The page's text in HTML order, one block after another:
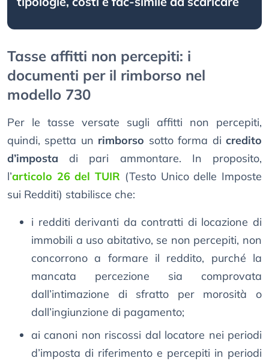
Tasse affitti non percepiti: i
documenti per il rimborso nel
modello 730
Per le tasse versate sugli affitti non percepiti,
quindi, spetta un rimborso sotto forma dicredito
d’imposta di pari ammontare. In proposito,
l’articolo 26 del TUIR (Testo Unico delle Imposte
sui Redditi) stabilisce che:
i redditi derivanti da contratti di locazione di
immobili a uso abitativo, se non percepiti, non
concorrono a formare il reddito, purché la
mancata percezione sia comprovata
dall’intimazione di sfratto per morosità o
dall’ingiunzione di pagamento;
ai canoni non riscossi dal locatore nei periodi
d’imposta di riferimento e percepiti in periodi